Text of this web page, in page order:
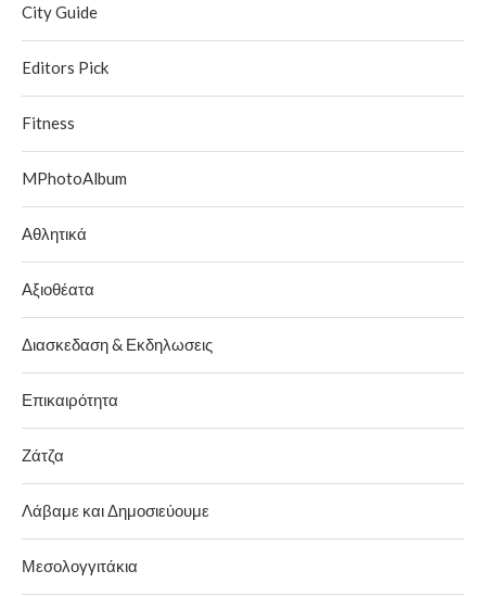
City Guide
Editors Pick
Fitness
MPhotoAlbum
Αθλητικά
Αξιοθέατα
Διασκεδαση & Εκδηλωσεις
Επικαιρότητα
Ζάτζα
Λάβαμε και Δημοσιεύουμε
Μεσολογγιτάκια